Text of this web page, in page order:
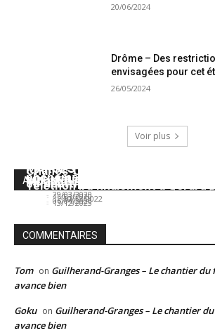
20/06/2024
Drôme – Des
envisagées pour cet
26/05/2024
Voir plus
A (RE)LIRE
phénomène
- 29/03/2020
arrestations
- 16/03/2020
Mbappé à deux doigts du forfait
José IA - 10/12/2022
MARGÈS – Il finit dans le fossé en
combattre le coronavirus (VIDÉO)
- 06/04/2020
Chanos-Curson – L’argent récolté
Téléthon ira finalement à Gérard
- 13/12/2023
COMMENTAIRES
Tom on Guilherand-Granges – Le chantier
avance bien
Goku on Guilherand-Granges – Le chantier
avance bien